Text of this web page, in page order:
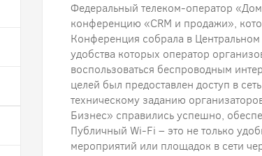
Федеральный телеком-оператор
конференцию «CRM и продажи»,
Конференция собрала в
удобства которых оператор
воспользоваться беспроводным
целей был предоставлен доступ в
техническому заданию
Бизнес» справились успешно,
Публичный Wi-Fi – это не только
мероприятий или площадок в сети